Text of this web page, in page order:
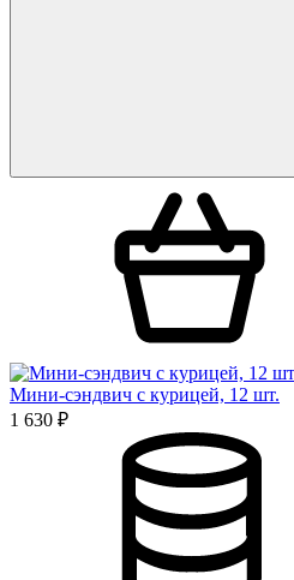
Мини-сэндвич с курицей, 12 шт.
1 630 ₽